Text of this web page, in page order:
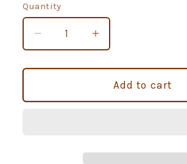
Quantity
Quantity
Decrease
quantity
for
Tug
Increase
quantity
for
WauDog
Tug
pse
Add to cart